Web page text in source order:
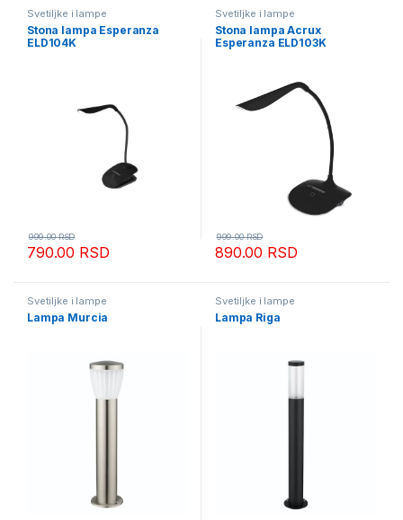
Svetiljke i lampe
Stona lampa Esperanza
ELD104K
790.00 RSD
999.00RSD
Svetiljke i lampe
Stona lampa Acrux
Esperanza ELD103K
890.00 RSD
999.00RSD
Svetiljke i lampe
Lampa Murcia
Svetiljke i lampe
Lampa Riga